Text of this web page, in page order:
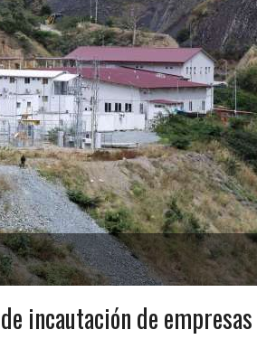
incautación de empresas